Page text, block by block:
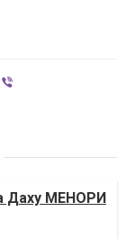
Даху МЕНОРИ